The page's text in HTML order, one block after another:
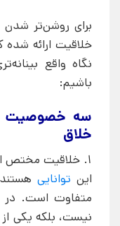
برای روشن‌تر
خلاقیت ارائه شده
نگاه واقع
باشیم:
سه خصوصیت
خلاق
1. خلاقیت مختص
این توانایی
متفاوت است. در
نیست، بلکه یکی